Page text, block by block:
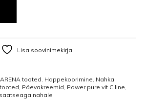
Lisa soovinimekirja
tooted, Happekoorimine, Nahka
, Päevakreemid, Power pure vit C line,
nahale